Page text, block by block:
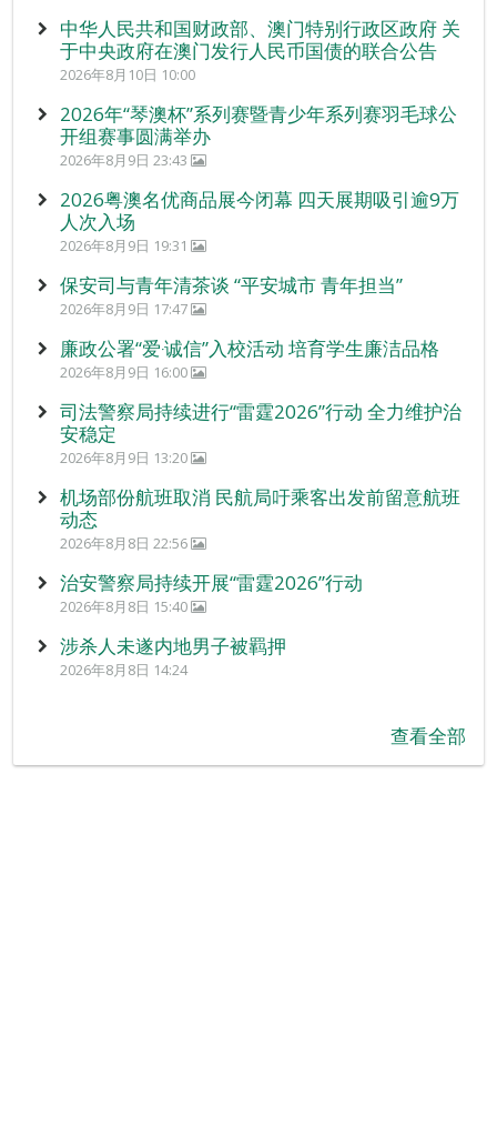
中华人民共和国财政部、澳门特别行政区政府 关
于中央政府在澳门发行人民币国债的联合公告
2026年8月10日 10:00
2026年“琴澳杯”系列赛暨青少年系列赛羽毛球公
开组赛事圆满举办
2026年8月9日 23:43
2026粤澳名优商品展今闭幕 四天展期吸引逾9万
人次入场
2026年8月9日 19:31
保安司与青年清茶谈 “平安城市 青年担当”
2026年8月9日 17:47
廉政公署“爱‧诚信”入校活动 培育学生廉洁品格
2026年8月9日 16:00
司法警察局持续进行“雷霆2026”行动 全力维护治
安稳定
2026年8月9日 13:20
机场部份航班取消 民航局吁乘客出发前留意航班
动态
2026年8月8日 22:56
治安警察局持续开展“雷霆2026”行动
2026年8月8日 15:40
涉杀人未遂内地男子被羁押
2026年8月8日 14:24
查看全部